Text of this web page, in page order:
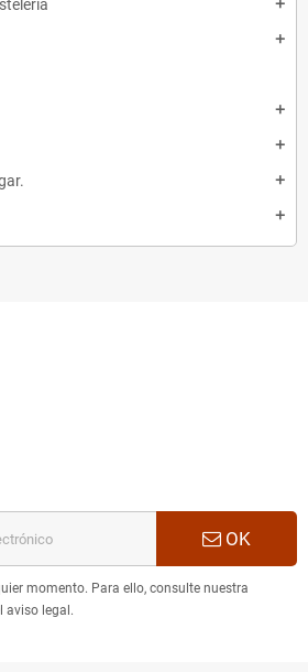
add
add
add
add
add
add
OK
momento. Para ello, consulte nuestra
aviso legal.